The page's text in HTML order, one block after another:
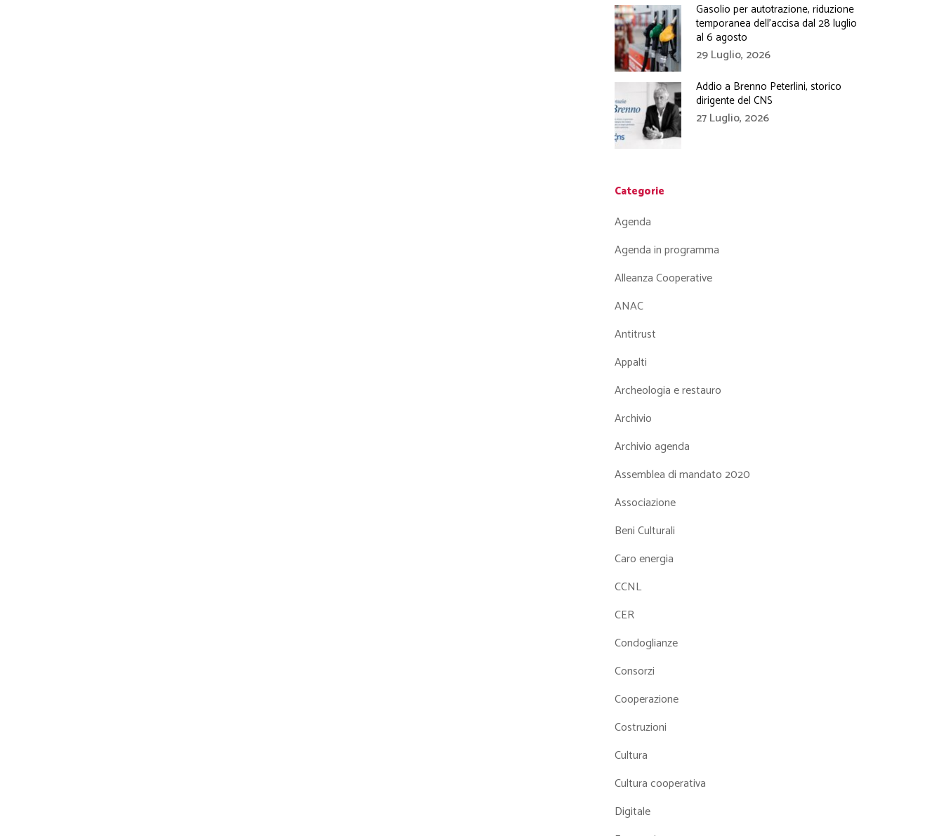
Gasolio per autotrazione, riduzione
temporanea dell’accisa dal 28 luglio
al 6 agosto
29 Luglio, 2026
Addio a Brenno Peterlini, storico
dirigente del CNS
27 Luglio, 2026
Categorie
Agenda
Agenda in programma
Alleanza Cooperative
ANAC
Antitrust
Appalti
Archeologia e restauro
Archivio
Archivio agenda
Assemblea di mandato 2020
Associazione
Beni Culturali
Caro energia
CCNL
CER
Condoglianze
Consorzi
Cooperazione
Costruzioni
Cultura
Cultura cooperativa
Digitale